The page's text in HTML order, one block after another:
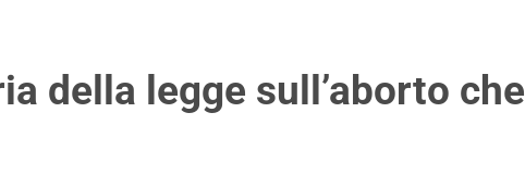
della legge sull’aborto che